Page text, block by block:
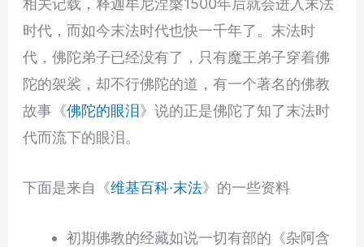
相关记载，释迦牟尼涅槃1500年后就会进入末法
时代，而如今末法时代也快一千年了。末法时
代，佛陀弟子已经没有了，只有魔王弟子穿着佛
陀的袈裟，却不行佛陀的道，有一个著名的佛教
故事《佛陀的眼泪》说的正是佛陀了知了末法时
代而流下的眼泪。
下面是来自《维基百科·末法》的一些资料
初期佛教的经藏如说一切有部的《杂阿含